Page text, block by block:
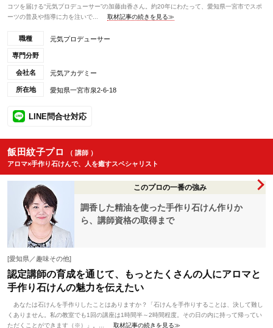
コツを届ける“元気プロデューサー”の加藤由香さん。約20年にわたって、愛知県一宮市でスポ
ーツの普及や指導に力を注いで...
取材記事の続きを見る≫
職種 元気プロデューサー
専門分野
会社名 元気アカデミー
所在地 愛知県一宮市泉2-6-18
LINE問合せ対応
飯田紋子プロ
（ 講師 ）
アロマ×手作り石けんで、人を癒すスペシャリスト
このプロの一番の強み
調香した精油を使った手作り石けん作りか
ら、講師資格の取得まで
[愛知県／趣味その他]
認定講師の育成を通じて、もっとたくさんの人にアロマと
手作り石けんの魅力を伝えたい
あなたは石けんを手作りしたことはありますか？「石けんを手作りすることは、決して難し
くありません。私の教室でも1回の講座は1時間半～2時間程度。その日の内に持って帰ってい
ただくことができます（※）」。...
取材記事の続きを見る≫